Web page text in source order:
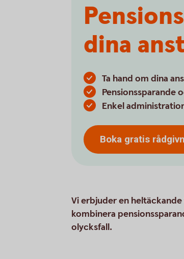
dina
Ta hand om dina
Pensionssparande
Enkel
Boka gratis
Vi erbjuder en
kombinera
olycksfall.